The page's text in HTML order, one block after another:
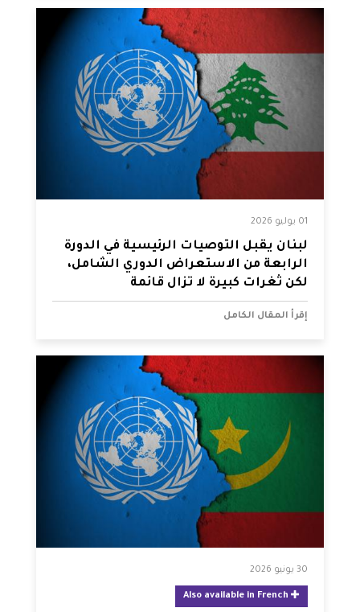
01 يوليو 2026
لبنان يقبل التوصيات الرئيسية في الدورة
الرابعة من الاستعراض الدوري الشامل،
لكن ثغرات كبيرة لا تزال قائمة
إقرأ المقال الكامل
30 يونيو 2026